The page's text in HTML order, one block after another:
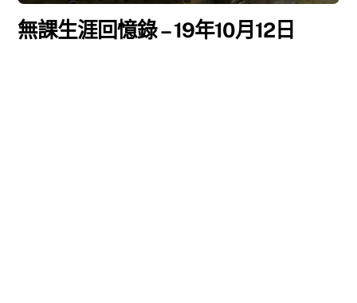
無課生涯回憶錄 – 19年10月12日